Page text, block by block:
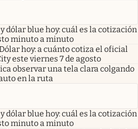
dólar blue hoy: cuál es la cotización
minuto a minuto
hoy: a cuánto cotiza el oficial
este viernes 7 de agosto
observar una tela clara colgando
en la ruta
dólar blue hoy: cuál es la cotización
minuto a minuto